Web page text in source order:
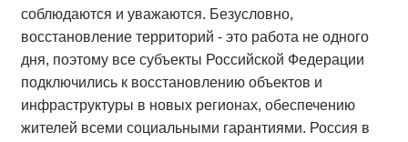
соблюдаются и уважаются. Безусловно,
восстановление территорий - это работа не одного
дня, поэтому все субъекты Российской Федерации
подключились к восстановлению объектов и
инфраструктуры в новых регионах, обеспечению
жителей всеми социальными гарантиями. Россия в